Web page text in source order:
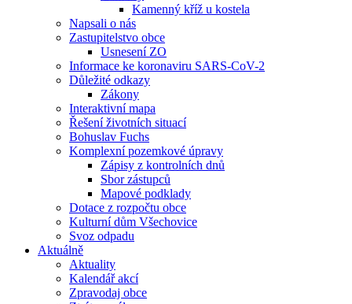
Kamenný kříž u kostela
Napsali o nás
Zastupitelstvo obce
Usnesení ZO
Informace ke koronaviru SARS-CoV-2
Důležité odkazy
Zákony
Interaktivní mapa
Řešení životních situací
Bohuslav Fuchs
Komplexní pozemkové úpravy
Zápisy z kontrolních dnů
Sbor zástupců
Mapové podklady
Dotace z rozpočtu obce
Kulturní dům Všechovice
Svoz odpadu
Aktuálně
Aktuality
Kalendář akcí
Zpravodaj obce